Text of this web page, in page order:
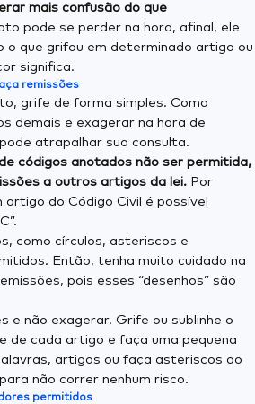
mais confusão do que
pode se perder na hora, afinal, ele
o que grifou em determinado artigo ou
significa.
remissões
grife de forma simples. Como
demais e exagerar na hora de
atrapalhar sua consulta.
códigos anotados não ser permitida,
a outros artigos da lei. Por
artigo do Código Civil é possível
como círculos, asteriscos e
Então, tenha muito cuidado na
pois esses “desenhos” são
e não exagerar. Grife ou sublinhe o
de cada artigo e faça uma pequena
artigos ou faça asteriscos ao
não correr nenhum risco.
permitidos